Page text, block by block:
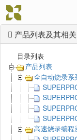
产品列表及其相关
目录列表
产品列表
全自动烧录系
高速烧录编程